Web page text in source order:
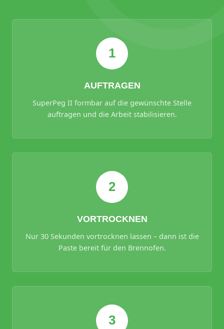
1
AUFTRAGEN
SuperPeg II formbar auf die gewünschte Stelle
auftragen und die Arbeit stabilisieren.
2
VORTROCKNEN
Nur 30 Sekunden vortrocknen lassen – dann ist die
Paste bereit für den Brennofen.
3